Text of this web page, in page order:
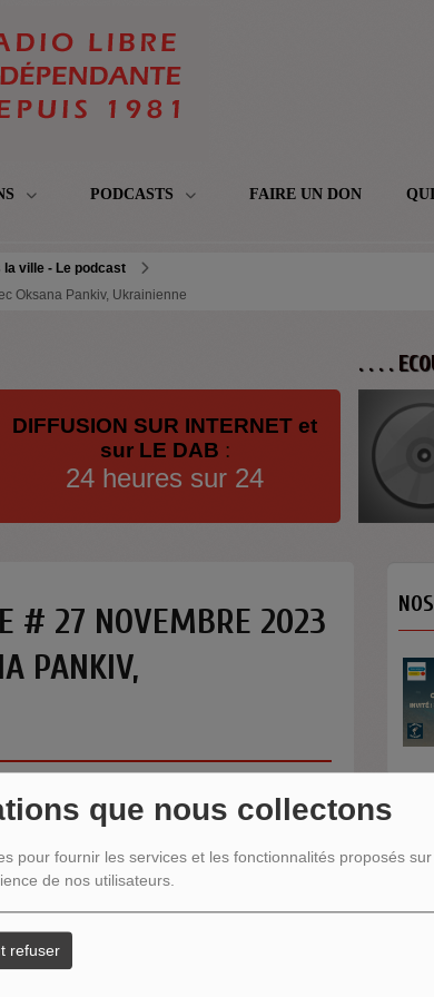
que nous collectons
pour fournir les services et les fonctionnalités proposés
de nos utilisateurs.
refuser
PODCASTS FAIRE UN DON
la ville - Le podcast
Oksana Pankiv, Ukrainienne
DIFFUSION SUR INTERNET et
sur LE DAB :
24 heures sur 24
. . . .
# 27 NOVEMBRE 2023
PANKIV,